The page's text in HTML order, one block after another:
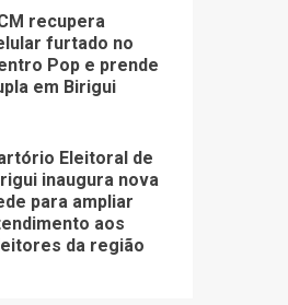
recupera
furtado no
Pop e prende
em Birigui
Eleitoral de
inaugura nova
para ampliar
aos
da região